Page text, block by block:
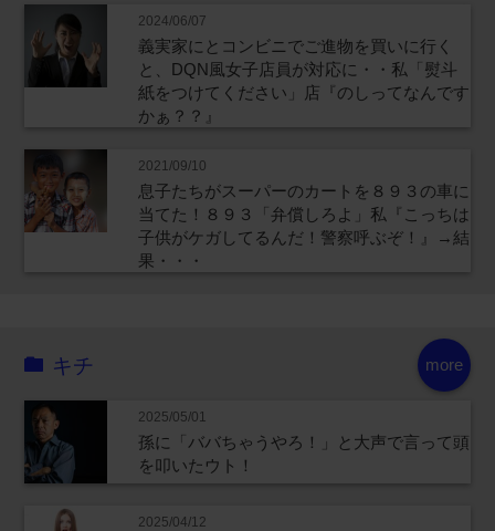
2024/06/07
義実家にとコンビニでご進物を買いに行く
と、DQN風女子店員が対応に・・私「熨斗
紙をつけてください」店『のしってなんです
かぁ？？』
2021/09/10
息子たちがスーパーのカートを８９３の車に
当てた！８９３「弁償しろよ」私『こっちは
子供がケガしてるんだ！警察呼ぶぞ！』→結
果・・・
more
キチ
2025/05/01
孫に「ババちゃうやろ！」と大声で言って頭
を叩いたウト！
2025/04/12